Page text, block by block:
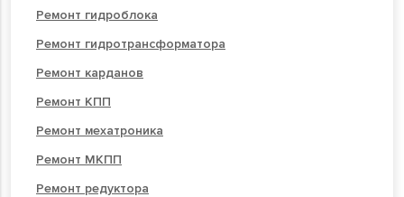
Ремонт гидроблока
Ремонт гидротрансформатора
Ремонт карданов
Ремонт КПП
Ремонт мехатроника
Ремонт МКПП
Ремонт редуктора